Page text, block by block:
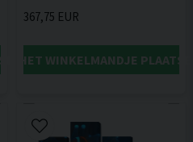
367,75 EUR
IN HET WINKELMANDJE